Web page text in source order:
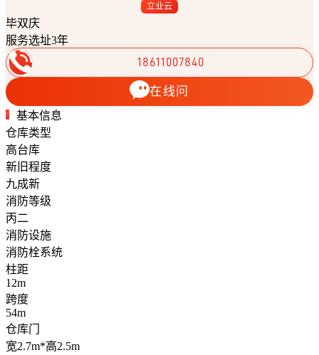
立业云
毕双庆
服务选址3年
18611007840
在线问
基本信息
仓库类型
高台库
新旧程度
九成新
消防等级
丙二
消防设施
消防栓系统
柱距
12m
跨度
54m
仓库门
宽2.7m*高2.5m